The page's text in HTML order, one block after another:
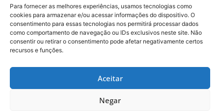
Para fornecer as melhores experiências, usamos tecnologias como
cookies para armazenar e/ou acessar informações do dispositivo. O
consentimento para essas tecnologias nos permitirá processar dados
como comportamento de navegação ou IDs exclusivos neste site. Não
consentir ou retirar o consentimento pode afetar negativamente certos
recursos e funções.
Aceitar
Negar
classificação por equipes, 4º na classificação
geral em 2015 com Matias Médici. Venceram
etapas com Cristian Clavero, além de pódios
com Ramiro Cabrera, que foi campeão da Sub-
23 em 2007. Em 2015, Fernando Finkler foi o vice-
campeão na Sub-23.
paulista de Ribeirão Preto e 29 equipes